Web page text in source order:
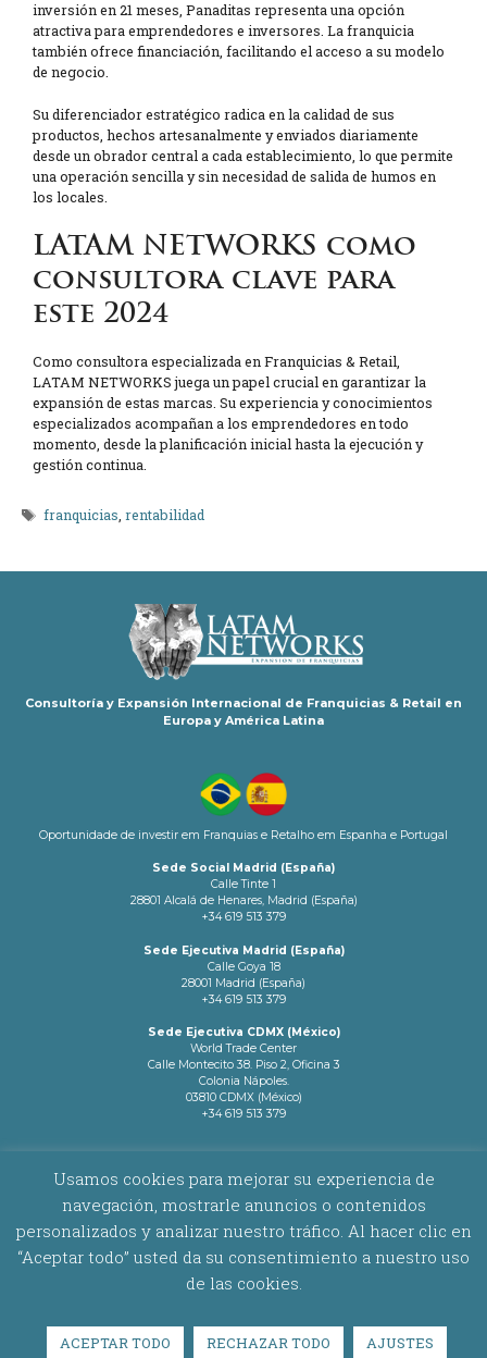
inversión en 21 meses, Panaditas representa una opción
atractiva para emprendedores e inversores. La franquicia
también ofrece financiación, facilitando el acceso a su modelo
de negocio.
Su diferenciador estratégico radica en la calidad de sus
productos, hechos artesanalmente y enviados diariamente
desde un obrador central a cada establecimiento, lo que permite
una operación sencilla y sin necesidad de salida de humos en
los locales.
LATAM NETWORKS como
consultora clave para
este 2024
Como consultora especializada en Franquicias & Retail,
LATAM NETWORKS juega un papel crucial en garantizar la
expansión de estas marcas. Su experiencia y conocimientos
especializados acompañan a los emprendedores en todo
momento, desde la planificación inicial hasta la ejecución y
gestión continua.
Etiquetas
franquicias,rentabilidad
Consultoría y Expansión Internacional de Franquicias & Retail en
Europa y América Latina
Oportunidade de investir em Franquias e Retalho em Espanha e Portugal
Sede Social Madrid (España)
Calle Tinte 1
28801 Alcalá de Henares, Madrid (España)
+34 619 513 379
Sede Ejecutiva Madrid (España)
Calle Goya 18
28001 Madrid (España)
+34 619 513 379
Sede Ejecutiva CDMX (México)
World Trade Center
Calle Montecito 38. Piso 2, Oficina 3
Colonia Nápoles.
03810 CDMX (México)
+34 619 513 379
Copyright © 2026 Latam Networks. Todos los derechos reservados.
Usamos cookies para mejorar su experiencia de
navegación, mostrarle anuncios o contenidos
personalizados y analizar nuestro tráfico. Al hacer clic en
“Aceptar todo” usted da su consentimiento a nuestro uso
de las cookies.
ACEPTAR TODO RECHAZAR TODO AJUSTES